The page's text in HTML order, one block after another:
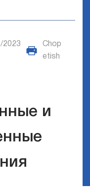
2023
Chop
etish
и